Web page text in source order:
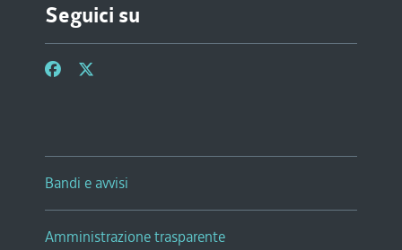
Seguici su
Bandi e avvisi
Amministrazione trasparente